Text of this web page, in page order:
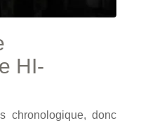
HI-
chronologique, donc